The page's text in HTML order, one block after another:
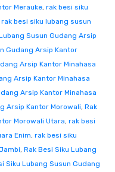
Merauke, rak besi siku
rak besi siku lubang susun
Susun Gudang Arsip
Gudang Arsip Kantor
Arsip Kantor Minahasa
Arsip Kantor Minahasa
Arsip Kantor Minahasa
Arsip Kantor Morowali, Rak
Morowali Utara, rak besi
Enim, rak besi siku
, Rak Besi Siku Lubang
Siku Lubang Susun Gudang